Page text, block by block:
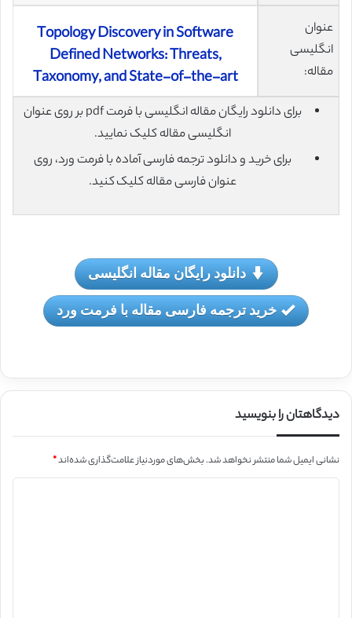
عنوان
انگلیسی
مقاله:
Topology Discovery in Software
Defined Networks: Threats,
Taxonomy, and State-of-the-art
برای دانلود رایگان مقاله انگلیسی با فرمت pdf بر روی عنوان
انگلیسی مقاله کلیک نمایید.
برای خرید و دانلود ترجمه فارسی آماده با فرمت ورد، روی
عنوان فارسی مقاله کلیک کنید.
دانلود رایگان مقاله انگلیسی
خرید ترجمه فارسی مقاله با فرمت ورد
دیدگاهتان را بنویسید
نشانی ایمیل شما منتشر نخواهد شد.بخش‌های موردنیاز علامت‌گذاری شده‌اند*